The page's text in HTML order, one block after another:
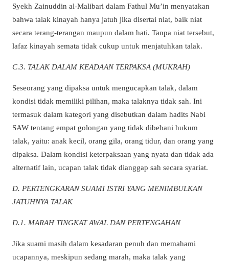
Syekh Zainuddin al-Malibari dalam Fathul Mu’in menyatakan
bahwa talak kinayah hanya jatuh jika disertai niat, baik niat
secara terang-terangan maupun dalam hati. Tanpa niat tersebut,
lafaz kinayah semata tidak cukup untuk menjatuhkan talak.
C.3. TALAK DALAM KEADAAN TERPAKSA (MUKRAH)
Seseorang yang dipaksa untuk mengucapkan talak, dalam
kondisi tidak memiliki pilihan, maka talaknya tidak sah. Ini
termasuk dalam kategori yang disebutkan dalam hadits Nabi
SAW tentang empat golongan yang tidak dibebani hukum
talak, yaitu: anak kecil, orang gila, orang tidur, dan orang yang
dipaksa. Dalam kondisi keterpaksaan yang nyata dan tidak ada
alternatif lain, ucapan talak tidak dianggap sah secara syariat.
D. PERTENGKARAN SUAMI ISTRI YANG MENIMBULKAN
JATUHNYA TALAK
D.1. MARAH TINGKAT AWAL DAN PERTENGAHAN
Jika suami masih dalam kesadaran penuh dan memahami
ucapannya, meskipun sedang marah, maka talak yang